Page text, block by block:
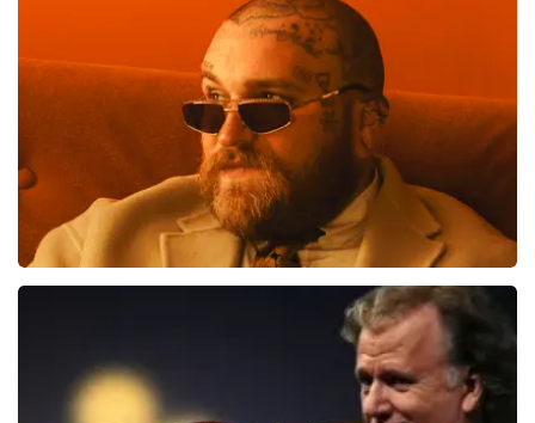
reviews
BEKIJKEN
BESTEL NU